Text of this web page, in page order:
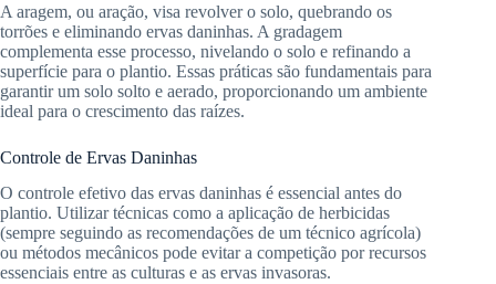
A aragem, ou aração, visa revolver o solo, quebrando os
torrões e eliminando ervas daninhas. A gradagem
complementa esse processo, nivelando o solo e refinando a
superfície para o plantio. Essas práticas são fundamentais para
garantir um solo solto e aerado, proporcionando um ambiente
ideal para o crescimento das raízes.
Controle de Ervas Daninhas
O controle efetivo das ervas daninhas é essencial antes do
plantio. Utilizar técnicas como a aplicação de herbicidas
(sempre seguindo as recomendações de um técnico agrícola)
ou métodos mecânicos pode evitar a competição por recursos
essenciais entre as culturas e as ervas invasoras.